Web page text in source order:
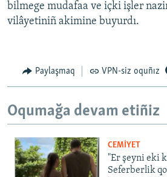
bilmege mudafaa ve içki işler
vilâyetiniñ akimine buyurdı.
Paylaşmaq VPN-siz oquñız
Oqumağa devam etiñiz
CEMİYET
"Er şeyni eki
Seferberlik